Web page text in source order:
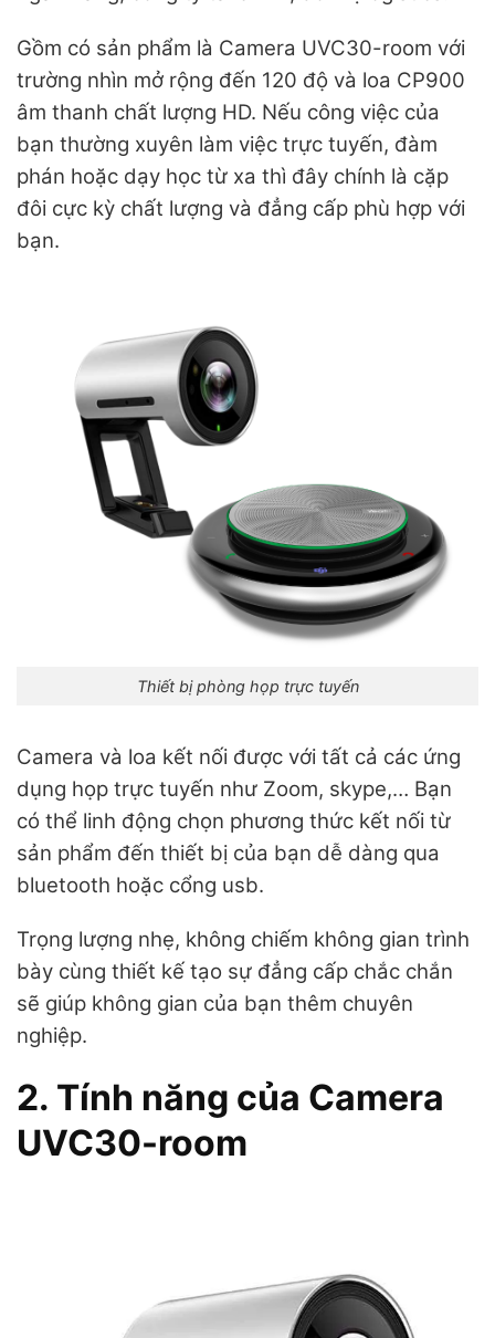
Gồm có sản phẩm là Camera UVC30-room với
trường nhìn mở rộng đến 120 độ và loa CP900
âm thanh chất lượng HD. Nếu công việc của
bạn thường xuyên làm việc trực tuyến, đàm
phán hoặc dạy học từ xa thì đây chính là cặp
đôi cực kỳ chất lượng và đẳng cấp phù hợp với
bạn.
Thiết bị phòng họp trực tuyến
Camera và loa kết nối được với tất cả các ứng
dụng họp trực tuyến như Zoom, skype,… Bạn
có thể linh động chọn phương thức kết nối từ
sản phẩm đến thiết bị của bạn dễ dàng qua
bluetooth hoặc cổng usb.
Trọng lượng nhẹ, không chiếm không gian trình
bày cùng thiết kế tạo sự đẳng cấp chắc chắn
sẽ giúp không gian của bạn thêm chuyên
nghiệp.
2. Tính năng của Camera
UVC30-room